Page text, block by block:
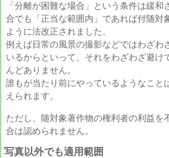
「分離が困難な場合」という条件は緩
合でも「正当な範囲内」であれば付随対
ように法改正されました。
例えば日常の風景の撮影などではわざわ
いるからといって、それをわざわざ避け
んどありません。
誰もが当たり前にやっているようなこと
えられます。
ただし、随対象著作物の権利者の利益を
合は認められません。
写真以外でも適用範囲